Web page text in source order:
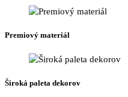
stránke
through
má
variantov.
Možnosti
si
vybrať
Premiový materiál
Široká paleta dekorov